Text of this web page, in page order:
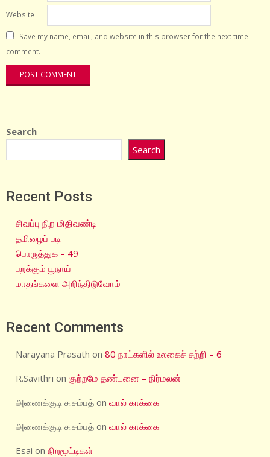
Website
Save my name, email, and website in this browser for the next time I
comment.
Search
Search
Recent Posts
சிவப்பு நிற மிதிவண்டி
தமிழைப் படி
பொருத்துக – 49
பறக்கும் பூநாய்
மாதங்களை அறிந்திடுவோம்
Recent Comments
Narayana Prasath on80 நாட்களில் உலகைச் சுற்றி – 6
R.Savithri onகுற்றமே தண்டனை – நிர்மலன்
அணைக்குடி சு.சம்பத் onவால் காக்கை
அணைக்குடி சு.சம்பத் onவால் காக்கை
Esai onநிறமூட்டிகள்